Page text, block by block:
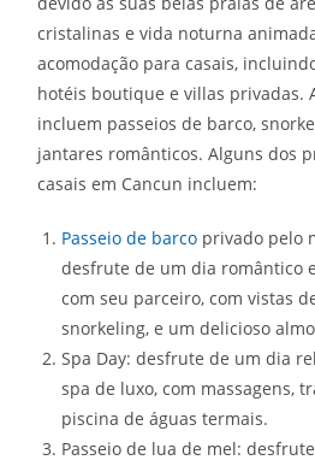
cristalinas e vida noturna
acomodação para casais,
hotéis boutique e villas privadas.
incluem passeios de barco,
jantares românticos. Alguns dos
casais em Cancun incluem:
Passeio de barco privado pelo
desfrute de um dia romântico
com seu parceiro, com vistas
snorkeling, e um delicioso
Spa Day: desfrute de um dia
spa de luxo, com massagens,
piscina de águas termais.
Passeio de lua de mel: